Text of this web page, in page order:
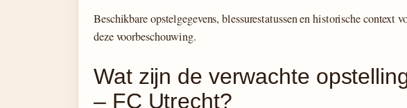
Beschikbare opstelgegevens, blessurestatussen en historische context
deze voorbeschouwing.
Wat zijn de verwachte
– FC Utrecht?